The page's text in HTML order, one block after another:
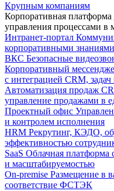
Крупным компаниям
Корпоративная
управления процессами в
Интранет-портал
корпоративными знаниями
ВКС Безопасные
Корпоративный
с интеграцией CRM, задач
Автоматизация продаж
управление продажами в
Проектный офис
и контролем исполнения
HRM Рекрутинг, КЭДО,
эффективностью
SaaS Облачная платформа
и масштабируемостью
On-premise Размещение в
соответствие ФСТЭК